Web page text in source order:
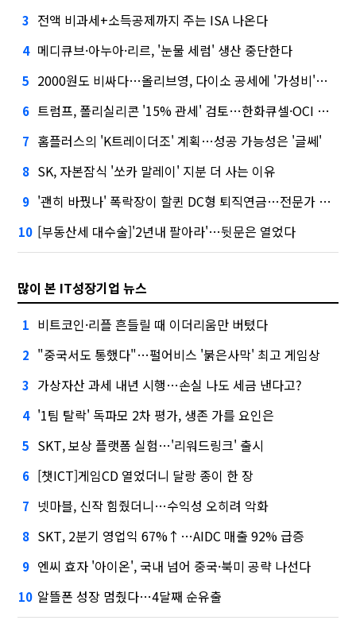
3 전액 비과세+소득공제까지 주는 ISA 나온다
4 메디큐브·아누아·리르, '눈물 세럼' 생산 중단한다
5 2000원도 비싸다…올리브영, 다이소 공세에 '가성비'로 맞불
6 트럼프, 폴리실리콘 '15% 관세' 검토…한화큐셀·OCI 영향은?
7 홈플러스의 'K트레이더조' 계획…성공 가능성은 '글쎄'
8 SK, 자본잠식 '쏘카 말레이' 지분 더 사는 이유
9 '괜히 바꿨나' 폭락장이 할퀸 DC형 퇴직연금…전문가 조언은
10 [부동산세 대수술]'2년내 팔아라'…뒷문은 열었다
많이 본 IT성장기업 뉴스
1 비트코인·리플 흔들릴 때 이더리움만 버텼다
2 "중국서도 통했다"…펄어비스 '붉은사막' 최고 게임상
3 가상자산 과세 내년 시행…손실 나도 세금 낸다고?
4 '1팀 탈락' 독파모 2차 평가, 생존 가를 요인은
5 SKT, 보상 플랫폼 실험…'리워드링크' 출시
6 [챗ICT]게임CD 열었더니 달랑 종이 한 장
7 넷마블, 신작 힘줬더니…수익성 오히려 악화
8 SKT, 2분기 영업익 67%↑…AIDC 매출 92% 급증
9 엔씨 효자 '아이온', 국내 넘어 중국·북미 공략 나선다
10 알뜰폰 성장 멈췄다…4달째 순유출